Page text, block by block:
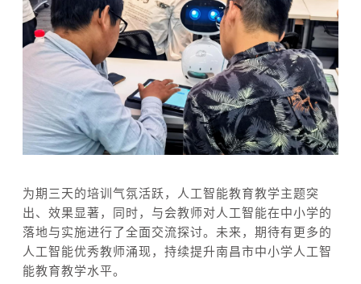
为期三天的培训气氛活跃，人工智能教育教学主题突
出、效果显著，同时，与会教师对人工智能在中小学的
落地与实施进行了全面交流探讨。未来，期待有更多的
人工智能优秀教师涌现，持续提升南昌市中小学人工智
能教育教学水平。